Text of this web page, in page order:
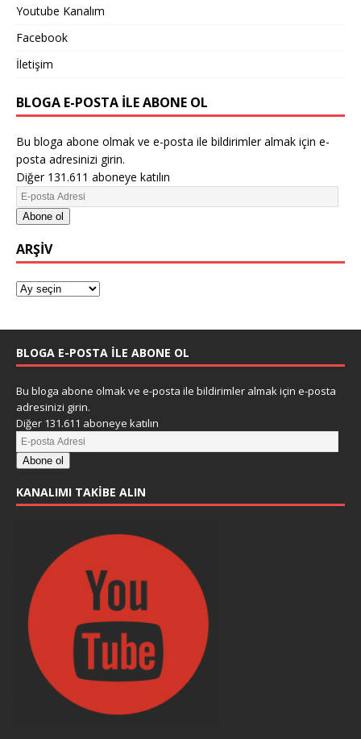
Youtube Kanalım
Facebook
İletişim
BLOGA E-POSTA ILE ABONE OL
Bu bloga abone olmak ve e-posta ile bildirimler almak için e-
posta adresinizi girin.
Diğer 131.611 aboneye katılın
Abone ol
ARŞIV
BLOGA E-POSTA ILE ABONE OL
Bu bloga abone olmak ve e-posta ile bildirimler almak için e-posta
adresinizi girin.
Diğer 131.611 aboneye katılın
Abone ol
KANALIMI TAKIBE ALIN